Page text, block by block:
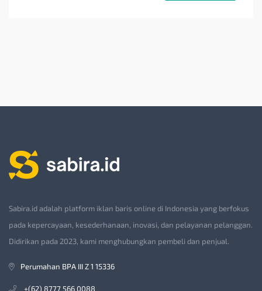
Sabira.id adalah platform iklan baris online di Indonesia yang berfokus
pada kepercayaan, kesederhanaan, inovasi, dan pelayanan pelanggan.
Didirikan pada 2023, kami menghubungkan pembeli dan penjual.
Perumahan BPA III Z 1 15336
+(62) 8777 566 0088